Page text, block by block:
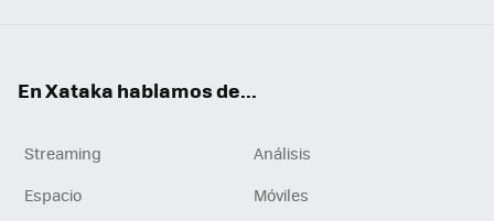
En Xataka hablamos de...
Streaming
Análisis
Espacio
Móviles